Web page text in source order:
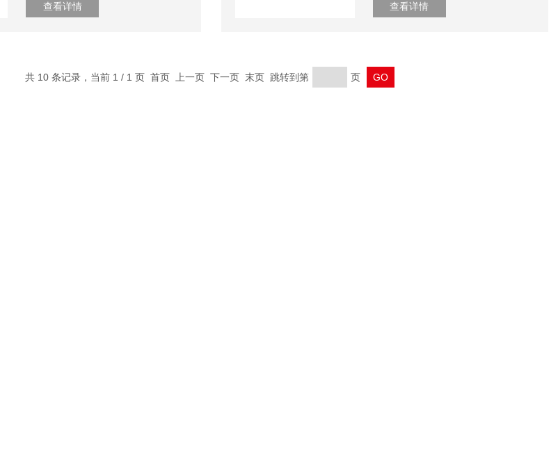
查看详情 查看详情
共 10 条记录，当前 1 / 1 页 首页 上一页 下一页 末页 跳转到第 页